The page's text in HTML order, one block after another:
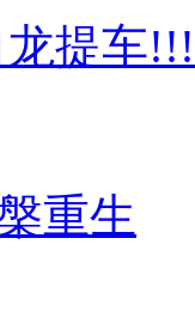
提车
重生